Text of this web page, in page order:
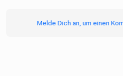
Melde Dich an, um einen